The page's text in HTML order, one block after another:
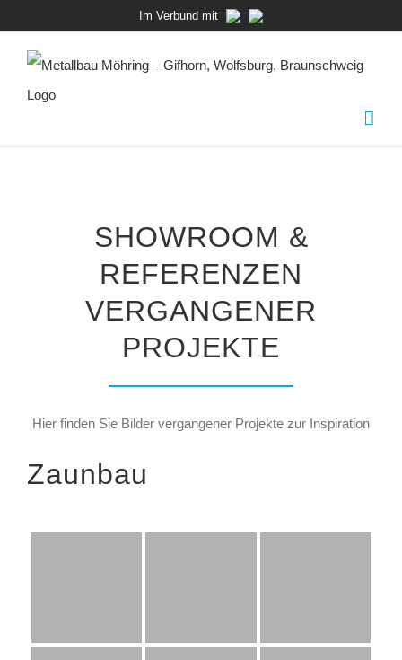
springen
Im Verbund mit
SHOWROOM &
REFERENZEN
VERGANGENER
PROJEKTE
Hier finden Sie Bilder vergangener Projekte zur Inspiration
Zaunbau